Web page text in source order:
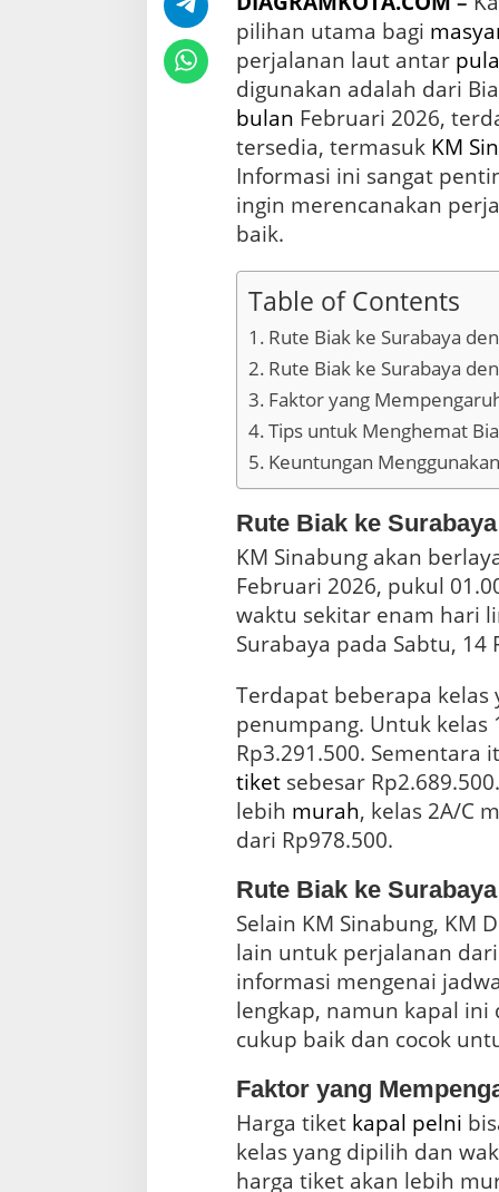
b
a
y
a
d
i
B
u
l
a
e
b
u
a
i
2
0
2
6
pilihan utama bagi
perjalanan laut antar
digunakan adalah dari
bulan Februari 2026,
tersedia, termasuk KM
Informasi ini sangat
ingin merencanakan
baik.
Table of Contents
Rute Biak ke Surabaya
Rute Biak ke Surabaya
Faktor yang
Tips untuk Menghemat
Keuntungan
Rute Biak ke
KM Sinabung akan
Februari 2026, pukul
waktu sekitar enam hari
Surabaya pada Sabtu,
Terdapat beberapa
penumpang. Untuk kelas
tiketsebesar
lebih murah, kelas 2A/C
dari Rp978.500.
Rute Biak ke
Selain KM Sinabung, KM
lain untuk perjalanan
informasi mengenai
lengkap, namun kapal
cukup baik dan cocok
Faktor yang
Harga tiket kapal pelni
kelas yang dipilih dan
harga tiket akan lebih